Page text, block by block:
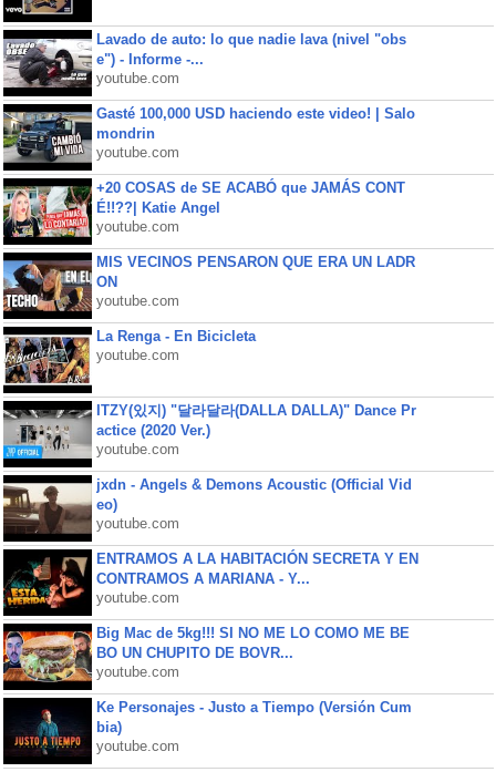
Lavado de auto: lo que nadie lava (nivel "obs
e") - Informe -...
youtube.com
Gasté 100,000 USD haciendo este video! | Salo
mondrin
youtube.com
+20 COSAS de SE ACABÓ que JAMÁS CONT
É!!??| Katie Angel
youtube.com
MIS VECINOS PENSARON QUE ERA UN LADR
ON
youtube.com
La Renga - En Bicicleta
youtube.com
ITZY(있지) "달라달라(DALLA DALLA)" Dance Pr
actice (2020 Ver.)
youtube.com
jxdn - Angels & Demons Acoustic (Official Vid
eo)
youtube.com
ENTRAMOS A LA HABITACIÓN SECRETA Y EN
CONTRAMOS A MARIANA - Y...
youtube.com
Big Mac de 5kg!!! SI NO ME LO COMO ME BE
BO UN CHUPITO DE BOVR...
youtube.com
Ke Personajes - Justo a Tiempo (Versión Cum
bia)
youtube.com